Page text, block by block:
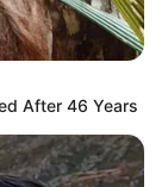
After 46 Years